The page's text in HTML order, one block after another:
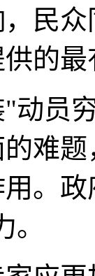
民
的
动员
难
。